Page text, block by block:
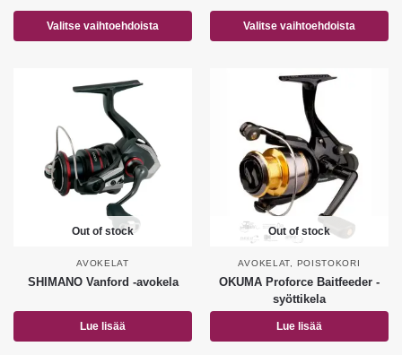
Valitse vaihtoehdoista Valitse vaihtoehdoista
Out of stock
AVOKELAT
SHIMANO Vanford -avokela
Lue lisää
Out of stock
AVOKELAT, POISTOKORI
OKUMA Proforce Baitfeeder -
syöttikela
Lue lisää